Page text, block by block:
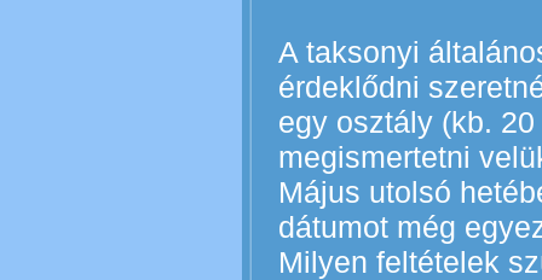
A taksonyi
érdeklődni
egy osztály (kb.
megismertetni
Május utolsó
dátumot még
Milyen feltételek